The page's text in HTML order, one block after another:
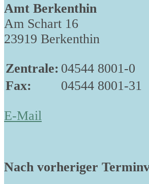
Amt Berkenthin
Am Schart 16
23919 Berkenthin
Zentrale: 04544 8001-0
Fax:
04544 8001-31
E-Mail
Nach vorheriger